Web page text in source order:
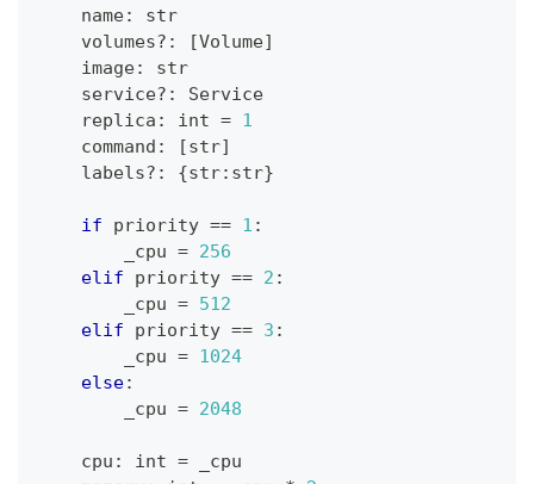
    name
:
str
    volumes
? : [Volume]
    image
:
str
    service
? :
Service
    replica
: int = 1
    command
: [str]
    labels
? : {str: str}
if priority == 1 :
        _cpu
= 256
elif priority == 2 :
        _cpu
= 512
elif priority == 3 :
        _cpu
= 1024
else:
        _cpu
= 2048
    cpu
: int = _cpu